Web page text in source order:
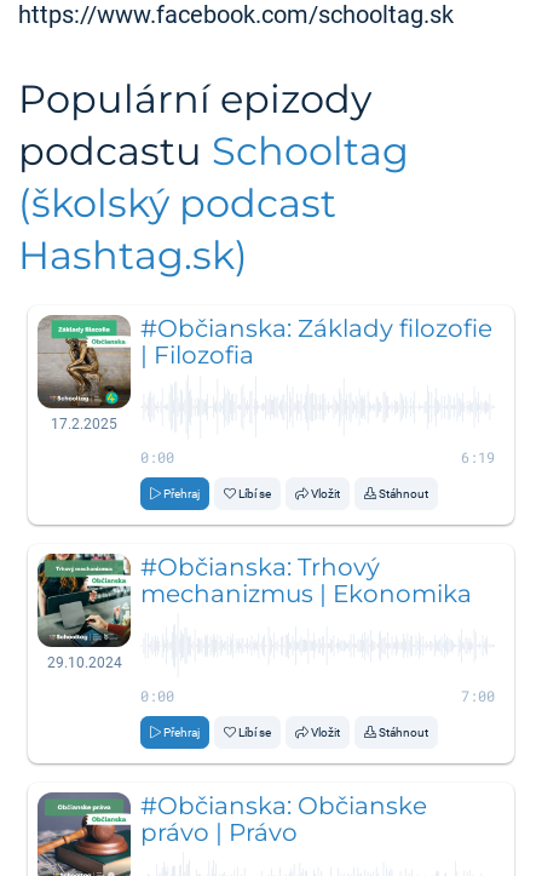
https://www.facebook.com/schooltag.sk
Populární epizody
podcastu Schooltag
(školský podcast
Hashtag.sk)
17.2.2025
#Občianska: Základy filozofie
| Filozofia
0:00 6:19
Přehraj Líbí se Vložit Stáhnout
29.10.2024
#Občianska: Trhový
mechanizmus | Ekonomika
0:00 7:00
Přehraj Líbí se Vložit Stáhnout
#Občianska: Občianske
právo | Právo